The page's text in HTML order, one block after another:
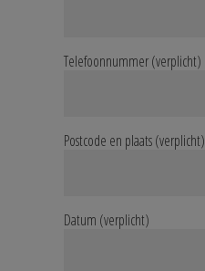
Telefoonnummer (verplicht)
Postcode en plaats (verplicht)
Datum (verplicht)